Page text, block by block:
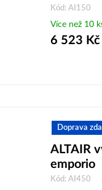
Kód: AI150
Více než 10
6 523 Kč
Doprava
ALTAIR
emporio
Kód: AI450